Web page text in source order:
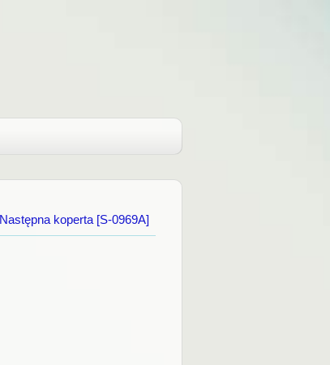
Następna koperta [S-0969A]